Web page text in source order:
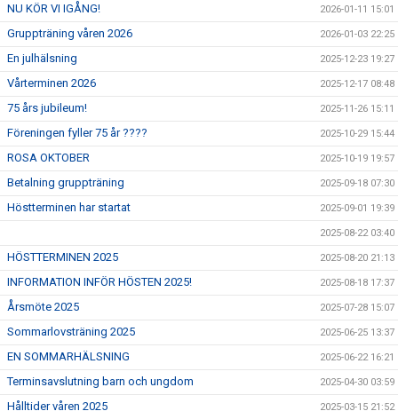
NU KÖR VI IGÅNG! 2026-01-11 15:01
Gruppträning våren 2026 2026-01-03 22:25
En julhälsning 2025-12-23 19:27
Vårterminen 2026 2025-12-17 08:48
75 års jubileum! 2025-11-26 15:11
Föreningen fyller 75 år ???? 2025-10-29 15:44
ROSA OKTOBER 2025-10-19 19:57
Betalning gruppträning 2025-09-18 07:30
Höstterminen har startat 2025-09-01 19:39
2025-08-22 03:40
HÖSTTERMINEN 2025 2025-08-20 21:13
INFORMATION INFÖR HÖSTEN 2025! 2025-08-18 17:37
Årsmöte 2025 2025-07-28 15:07
Sommarlovsträning 2025 2025-06-25 13:37
EN SOMMARHÄLSNING 2025-06-22 16:21
Terminsavslutning barn och ungdom 2025-04-30 03:59
Hålltider våren 2025 2025-03-15 21:52